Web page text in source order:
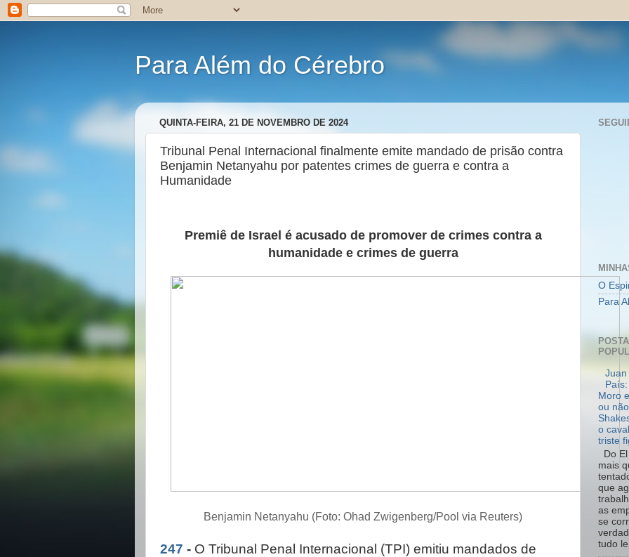
Para Além do Cérebro
QUINTA-FEIRA, 21 DE NOVEMBRO DE 2024
Tribunal Penal Internacional finalmente emite mandado de prisão contra
Benjamin Netanyahu por patentes crimes de guerra e contra a
Humanidade
Premiê de Israel é acusado de promover de crimes contra a
humanidade e crimes de guerra
Benjamin Netanyahu (Foto: Ohad Zwigenberg/Pool via Reuters)
247 - O Tribunal Penal Internacional (TPI) emitiu mandados de
O
Para
Juan
Moro
ou
o
triste
Do
mais
que
as
se
tudo